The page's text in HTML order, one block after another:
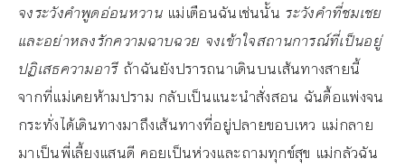
จงระวังคำพูดอ่อนหวานแม่เตือนฉันเช่นนั้น ระวังคำที่ชมเชย
และอย่าหลงรักความฉาบฉวย จงเข้าใจสถานการณ์ที่เป็นอยู่
ปฏิเสธความอารีถ้าฉันยังปรารถนาเดินบนเส้นทางสายนี้
จากที่แม่เคยห้ามปราม กลับเป็นแนะนำสั่งสอน ฉันดื้อแพ่งจน
กระทั่งได้เดินทางมาถึงเส้นทางที่อยู่ปลายขอบเหว แม่กลาย
มาเป็นพี่เลี้ยงแสนดี คอยเป็นห่วงและถามทุกข์สุข แม่กลัวฉัน